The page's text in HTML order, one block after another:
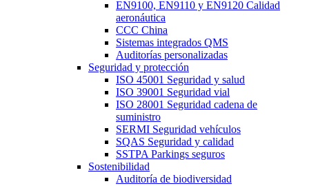
EN9100, EN9110 y EN9120 Calidad
aeronáutica
CCC China
Sistemas integrados QMS
Auditorías personalizadas
Seguridad y protección
ISO 45001 Seguridad y salud
ISO 39001 Seguridad vial
ISO 28001 Seguridad cadena de
suministro
SERMI Seguridad vehículos
SQAS Seguridad y calidad
SSTPA Parkings seguros
Sostenibilidad
Auditoría de biodiversidad